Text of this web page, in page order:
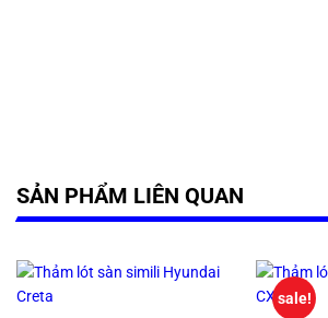
SẢN PHẨM LIÊN QUAN
sale!